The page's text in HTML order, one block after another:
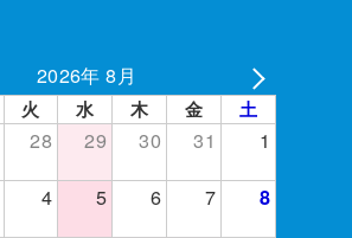
2026年 8月
火 水 木 金 土
28 29 30 31
1
4 5 6 7 8